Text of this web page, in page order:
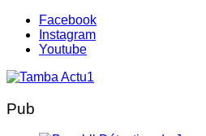
Aller
contenu
Facebook
Instagram
Youtube
Pub